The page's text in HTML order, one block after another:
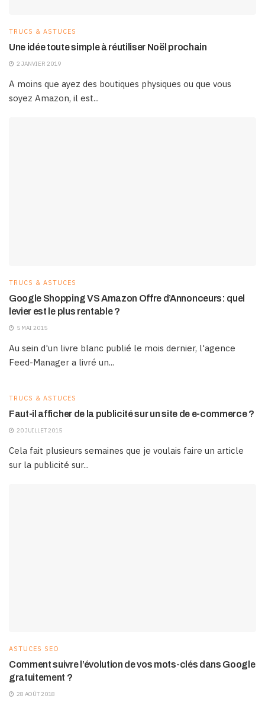
TRUCS & ASTUCES
Une idée toute simple à réutiliser Noël prochain
2 JANVIER 2019
A moins que ayez des boutiques physiques ou que vous
soyez Amazon, il est...
TRUCS & ASTUCES
Google Shopping VS Amazon Offre d’Annonceurs: quel
levier est le plus rentable ?
5 MAI 2015
Au sein d'un livre blanc publié le mois dernier, l'agence
Feed-Manager a livré un...
TRUCS & ASTUCES
Faut-il afficher de la publicité sur un site de e-commerce ?
20 JUILLET 2015
Cela fait plusieurs semaines que je voulais faire un article
sur la publicité sur...
ASTUCES SEO
Comment suivre l’évolution de vos mots-clés dans Google
gratuitement ?
28 AOÛT 2018